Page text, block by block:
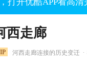
西走廊
河西走廊连接的历史变迁